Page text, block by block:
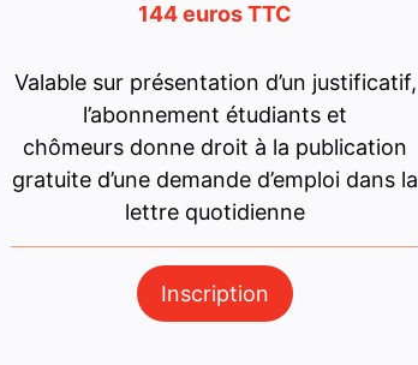
144 euros TTC
Valable sur présentation d’un justificatif,
l’abonnement étudiants et
chômeurs donne droit à la publication
gratuite d’une demande d’emploi dans la
lettre quotidienne
Inscription